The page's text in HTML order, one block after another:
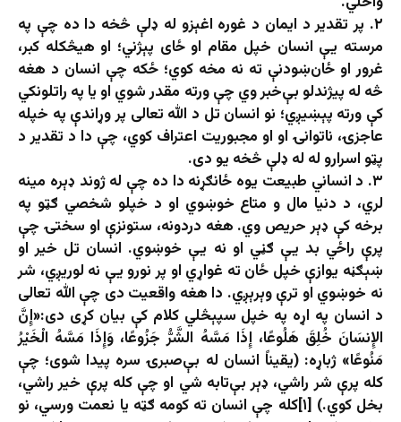
۲. پر تقدیر د ایمان د غوره اغېزو له ډلې څخه دا ده چې په
مرسته یې انسان خپل مقام او ځای پېژني؛ او هیڅکله کبر،
غرور او ځان‌ښودنې ته نه مخه کوي؛ ځکه چې انسان د هغه
څه له پیژندلو بې‌خبر وي چې ورته مقدر شوي او یا په راتلونکي
کې ورته پېښیږي؛ نو انسان تل د الله تعالی پر وړاندې په خپله
عاجزۍ، ناتوانۍ او او مجبوریت اعتراف کوي، چې دا د تقدیر د
پټو اسرارو له له ډلې څخه یو دی.
۳. د انساني طبیعت یوه ځانګړنه دا ده چې له ژوند ډېره مینه
لري، د دنیا مال و متاع خوښوي او د خپلو شخصي ګټو په
برخه کې ډېر حریص وي. هغه دردونه، ستونزې او سختۍ چې
پرې راځي بد یې ګڼي او نه یې خوښوي. انسان تل خیر او
ښېګڼه یوازې خپل ځان ته غواړي او پر نورو یې نه لوریږي، شر
نه خوښوي او ترې وېرېږي. دا هغه واقعیت دی چې الله تعالی
د انسان په اړه په خپل سپېڅلي کلام کې بیان کړی دی:«إِنَّ
الإِنسَانَ خُلِقَ هَلُوعًا، إِذَا مَسَّهُ الشَّرُّ جَزُوعًا، وَإِذَا مَسَّهُ الْخَيْرُ
مَنُوعًا» ژباړه: (یقیناً انسان له بې‌صبرۍ سره پیدا شوی؛ چې
کله پرې شر راشي، ډېر بې‌تابه شي او چې کله پرې خیر راشي،
بخل کوي.) [۱]کله چې انسان ته کومه ګټه یا نعمت ورسي، نو